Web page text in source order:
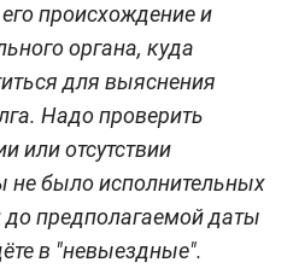
происхождение и
органа, куда
для выяснения
Надо проверить
или отсутствии
не было исполнительных
предполагаемой даты
в "невыездные".